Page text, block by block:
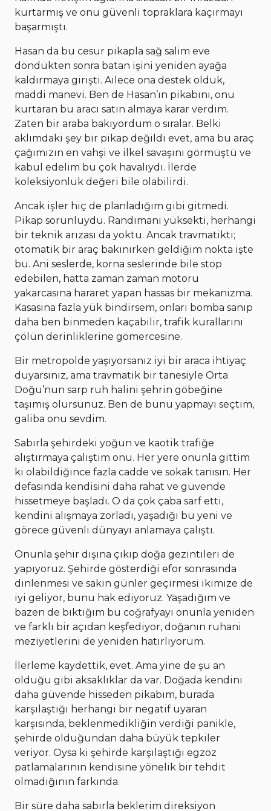
kurtarmış ve onu güvenli topraklara kaçırmayı
başarmıştı.
Hasan da bu cesur pikapla sağ salim eve
döndükten sonra batan işini yeniden ayağa
kaldırmaya girişti. Ailece ona destek olduk,
maddi manevi. Ben de Hasan’ın pikabını, onu
kurtaran bu aracı satın almaya karar verdim.
Zaten bir araba bakıyordum o sıralar. Belki
aklımdaki şey bir pikap değildi evet, ama bu araç
çağımızın en vahşi ve ilkel savaşını görmüştü ve
kabul edelim bu çok havalıydı. İlerde
koleksiyonluk değeri bile olabilirdi.
Ancak işler hiç de planladığım gibi gitmedi.
Pikap sorunluydu. Randımanı yüksekti, herhangi
bir teknik arızası da yoktu. Ancak travmatikti;
otomatik bir araç bakınırken geldiğim nokta işte
bu. Ani seslerde, korna seslerinde bile stop
edebilen, hatta zaman zaman motoru
yakarcasına hararet yapan hassas bir mekanizma.
Kasasına fazla yük bindirsem, onları bomba sanıp
daha ben binmeden kaçabilir, trafik kurallarını
çölün derinliklerine gömercesine.
Bir metropolde yaşıyorsanız iyi bir araca ihtiyaç
duyarsınız, ama travmatik bir tanesiyle Orta
Doğu’nun sarp ruh halini şehrin göbeğine
taşımış olursunuz. Ben de bunu yapmayı seçtim,
galiba onu sevdim.
Sabırla şehirdeki yoğun ve kaotik trafiğe
alıştırmaya çalıştım onu. Her yere onunla gittim
ki olabildiğince fazla cadde ve sokak tanısın. Her
defasında kendisini daha rahat ve güvende
hissetmeye başladı. O da çok çaba sarf etti,
kendini alışmaya zorladı, yaşadığı bu yeni ve
görece güvenli dünyayı anlamaya çalıştı.
Onunla şehir dışına çıkıp doğa gezintileri de
yapıyoruz. Şehirde gösterdiği efor sonrasında
dinlenmesi ve sakin günler geçirmesi ikimize de
iyi geliyor, bunu hak ediyoruz. Yaşadığım ve
bazen de bıktığım bu coğrafyayı onunla yeniden
ve farklı bir açıdan keşfediyor, doğanın ruhani
meziyetlerini de yeniden hatırlıyorum.
İlerleme kaydettik, evet. Ama yine de şu an
olduğu gibi aksaklıklar da var. Doğada kendini
daha güvende hisseden pikabım, burada
karşılaştığı herhangi bir negatif uyaran
karşısında, beklenmedikliğin verdiği panikle,
şehirde olduğundan daha büyük tepkiler
veriyor. Oysa ki şehirde karşılaştığı egzoz
patlamalarının kendisine yönelik bir tehdit
olmadığının farkında.
Bir süre daha sabırla beklerim direksiyon